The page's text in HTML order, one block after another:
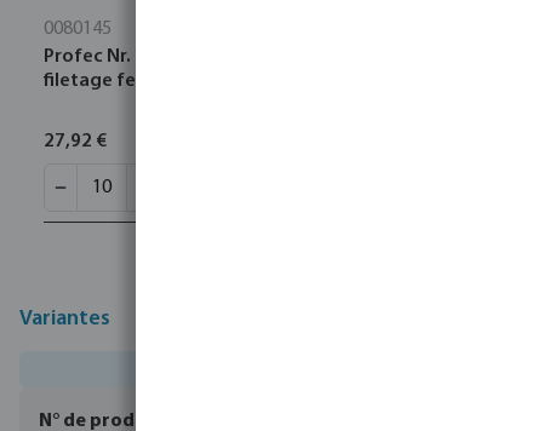
0080145
Profec Nr. 270 Manchon acier inoxydable 316 1"
filetage femelle 16bar
27,92 €
Variantes